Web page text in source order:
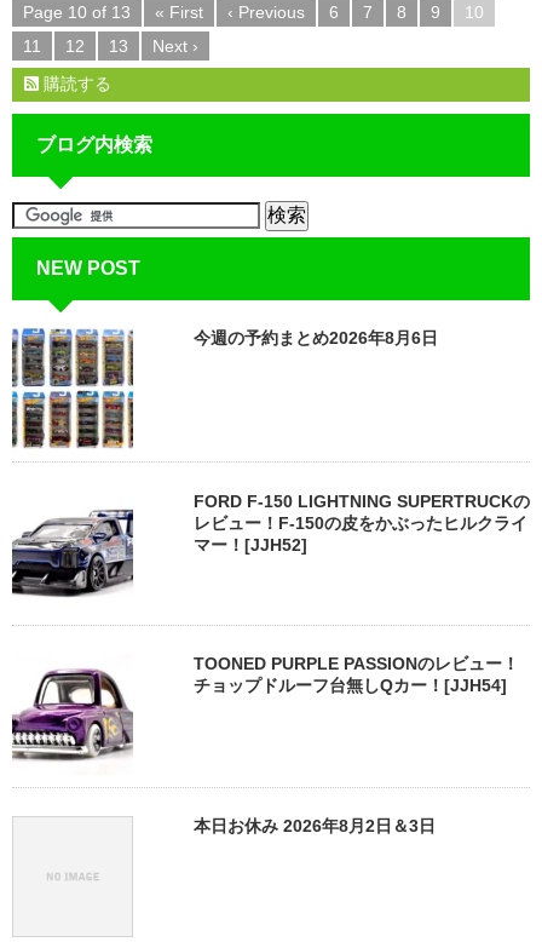
Page 10 of 13 « First ‹ Previous 6 7 8 9
10
11
12 13
Next ›
購読する
ブログ内検索
NEW POST
今週の予約まとめ2026年8月6日
FORD F-150 LIGHTNING SUPERTRUCKの
レビュー！F-150の皮をかぶったヒルクライ
マー！[JJH52]
TOONED PURPLE PASSIONのレビュー！
チョップドルーフ台無しQカー！[JJH54]
本日お休み 2026年8月2日＆3日